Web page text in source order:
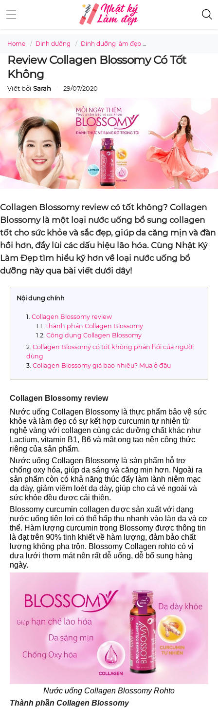
Home Dinh dưỡng Dinh dưỡng làm đẹp
Review Collagen Blossomy Có Tốt
Không
Viết bởi Sarah 29/07/2020
Collagen Blossomy review có tốt không? Collagen
Blossomy là một loại nước uống bổ sung collagen
tốt cho sức khỏe và sắc đẹp, giúp da căng mịn và đàn
hồi hơn, đẩy lùi các dấu hiệu lão hóa. Cùng Nhật Ký
Làm Đẹp tìm hiểu kỹ hơn về loại nước uống bổ
dưỡng này qua bài viết dưới dây!
Nội dung chính
Collagen Blossomy review
Thành phần Collagen Blossomy
Công dụng Collagen Blossomy
Collagen Blossomy có tốt không phản hồi của người
dùng
Collagen Blossomy giá bao nhiêu? Mua ở đâu
Collagen Blossomy review
Nước uống Collagen Blossomy là thực phẩm bảo vệ sức
khỏe và làm đẹp có sự kết hợp curcumin tự nhiên từ
nghệ vàng với collagen cùng các dưỡng chất khác như
Lactium, vitamin B1, B6 và mật ong tạo nên công thức
riêng của sản phẩm.
Nước uống Collagen Blossomy là sản phẩm hỗ trợ
chống oxy hóa, giúp da sáng và căng mịn hơn. Ngoài ra
sản phẩm còn có khả năng thúc đẩy làm lành niêm mạc
dạ dày, giảm viêm loét dạ dày, giúp cho cả vẻ ngoài và
sức khỏe đều được cải thiện.
Blossomy curcumin collagen được sản xuất với dạng
nước uống tiện lợi có thể hấp thụ nhanh vào làn da và cơ
thể. Hàm lượng curcumin trong Blossomy được thông tin
là đạt trên 90% tinh khiết về hàm lượng, đảm bảo chất
lượng không pha trộn. Blossomy Collagen rohto có vị
dưa lưới thơm mát nên rất dễ uống, dễ bổ sung hàng
ngày.
Nước uống Collagen Blossomy Rohto
Thành phần Collagen Blossomy